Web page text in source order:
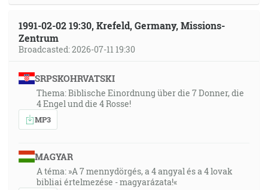
1991-02-02 19:30, Krefeld, Germany, Missions-
Zentrum
Broadcasted: 2026-07-11 19:30
SRPSKOHRVATSKI
Thema: Biblische Einordnung über die 7 Donner, die
4 Engel und die 4 Rosse!
MP3
MAGYAR
A téma: »A 7 mennydörgés, a 4 angyal és a 4 lovak
bibliai értelmezése - magyarázata!«